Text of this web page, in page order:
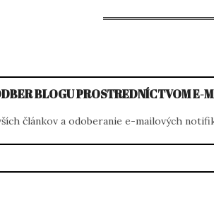
BLOGU PROSTREDNÍCTVOM E-
článkov a odoberanie e-mailových